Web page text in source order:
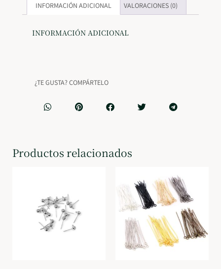
INFORMACIÓN ADICIONAL VALORACIONES (0)
INFORMACIÓN ADICIONAL
¿TE GUSTA? COMPÁRTELO
Productos relacionados